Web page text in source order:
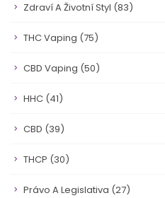
Zdraví A Životní Styl (83)
THC Vaping (75)
CBD Vaping (50)
HHC (41)
CBD (39)
THCP (30)
Právo A Legislativa (27)